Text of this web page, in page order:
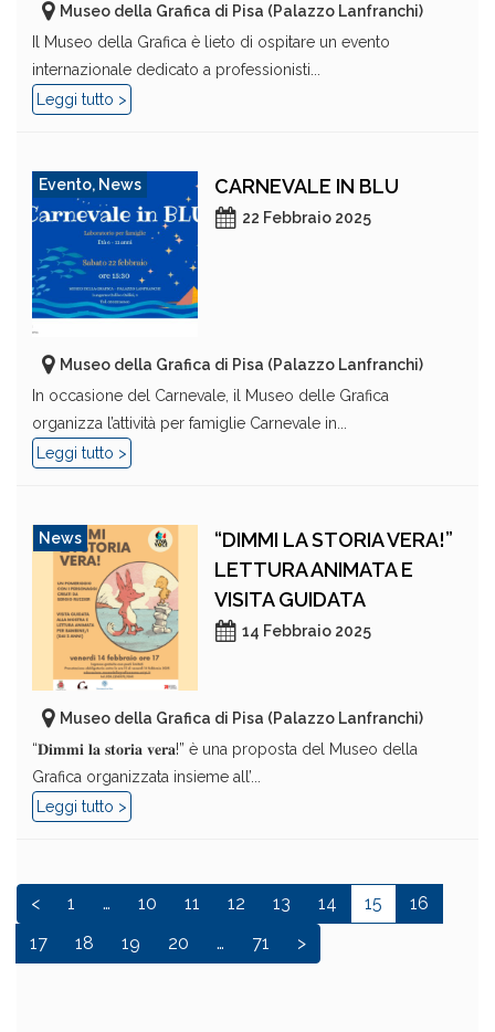
Museo della Grafica di Pisa (Palazzo Lanfranchi)
Il Museo della Grafica è lieto di ospitare un evento
internazionale dedicato a professionisti...
Leggi tutto >
Evento, News CARNEVALE IN BLU
22 Febbraio 2025
Museo della Grafica di Pisa (Palazzo Lanfranchi)
In occasione del Carnevale, il Museo delle Grafica
organizza l’attività per famiglie Carnevale in...
Leggi tutto >
News
“DIMMI LA STORIA VERA!”
LETTURA ANIMATA E
VISITA GUIDATA
14 Febbraio 2025
Museo della Grafica di Pisa (Palazzo Lanfranchi)
“𝐃𝐢𝐦𝐦𝐢 𝐥𝐚 𝐬𝐭𝐨𝐫𝐢𝐚 𝐯𝐞𝐫𝐚!” è una proposta del Museo della
Grafica organizzata insieme all’...
Leggi tutto >
< 1 … 10 11 12 13 14 15
16
17
18 19 20 … 71 >